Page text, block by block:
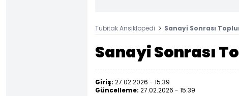
Tubitak Ansiklopedi Sanayi Sonrası
Sanayi Sonrası
Giriş: 27.02.2026 - 15:39
Güncelleme: 27.02.2026 - 15:39